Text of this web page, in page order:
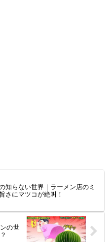
知らない世界｜ラーメン店のミ
さにマツコが絶叫！
の世